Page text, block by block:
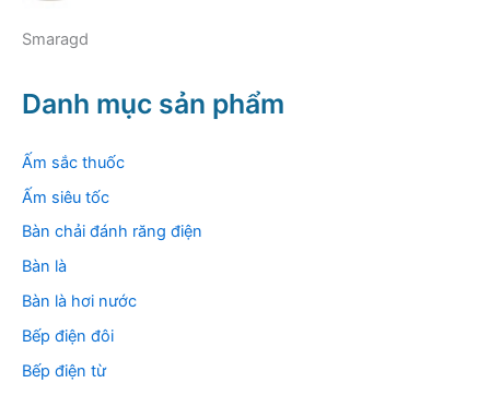
Smaragd
Danh mục sản phẩm
Ấm sắc thuốc
Ấm siêu tốc
Bàn chải đánh răng điện
Bàn là
Bàn là hơi nước
Bếp điện đôi
Bếp điện từ